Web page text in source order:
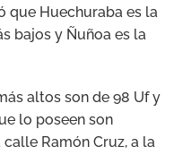
que Huechuraba es la
bajos y Ñuñoa es la
altos son de 98 Uf y
lo poseen son
Ramón Cruz, a la